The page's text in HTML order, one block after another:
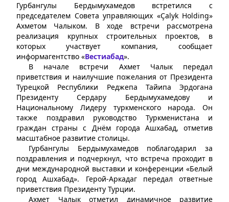
Гурбангулы Бердымухамедов встретился с
председателем Совета управляющих «Çalyk Holding»
Ахметом Чалыком. В ходе встречи рассмотрена
реализация крупных строительных проектов, в
которых участвует компания, сообщает
информагентство «Вестиабад».
В начале встречи Ахмет Чалык передал
приветствия и наилучшие пожелания от Президента
Турецкой Республики Реджепа Тайипа Эрдогана
Президенту Сердару Бердымухамедову и
Национальному Лидеру туркменского народа. Он
также поздравил руководство Туркменистана и
граждан страны с Днём города Ашхабад, отметив
масштабное развитие столицы.
Гурбангулы Бердымухамедов поблагодарил за
поздравления и подчеркнул, что встреча проходит в
дни международной выставки и конференции «Белый
город Ашхабад». Герой-Аркадаг передал ответные
приветствия Президенту Турции.
Ахмет Чалык отметил динамичное развитие